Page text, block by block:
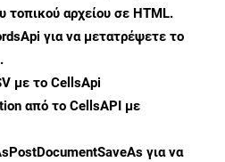
τοπικού αρχείου σε HTML.
για να μετατρέψετε το
με το CellsApi
από το CellsAPI με
για να